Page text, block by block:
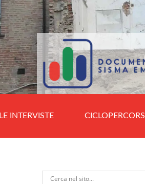
LE INTERVISTE CICLOPERCORSI